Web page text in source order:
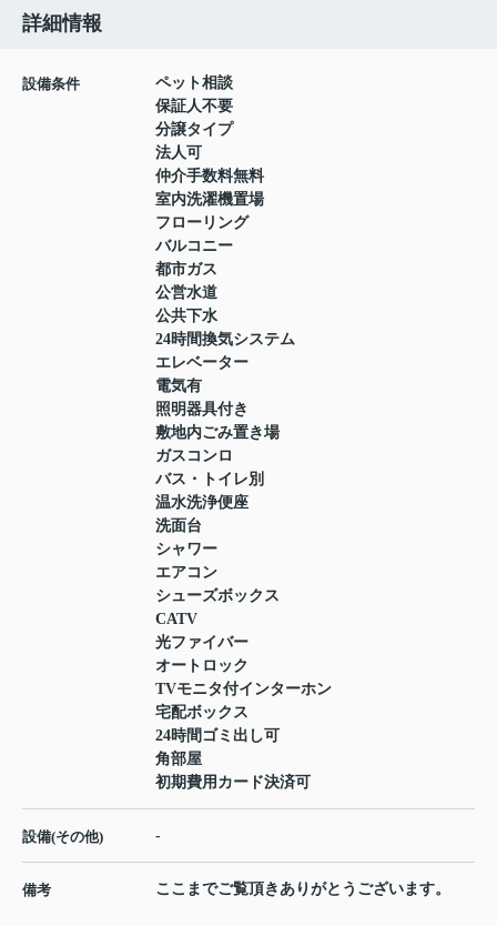
詳細情報
設備条件
ペット相談
保証人不要
分譲タイプ
法人可
仲介手数料無料
室内洗濯機置場
フローリング
バルコニー
都市ガス
公営水道
公共下水
24時間換気システム
エレベーター
電気有
照明器具付き
敷地内ごみ置き場
ガスコンロ
バス・トイレ別
温水洗浄便座
洗面台
シャワー
エアコン
シューズボックス
CATV
光ファイバー
オートロック
TVモニタ付インターホン
宅配ボックス
24時間ゴミ出し可
角部屋
初期費用カード決済可
設備(その他) -
備考 ここまでご覧頂きありがとうございます。